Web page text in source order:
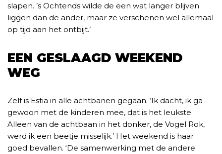
slapen. ’s Ochtends wilde de een wat langer blijven
liggen dan de ander, maar ze verschenen wel allemaal
op tijd aan het ontbijt.’
EEN GESLAAGD WEEKEND
WEG
Zelf is Estia in alle achtbanen gegaan. ‘Ik dacht, ik ga
gewoon met de kinderen mee, dat is het leukste.
Alleen van de achtbaan in het donker, de Vogel Rok,
werd ik een beetje misselijk.’ Het weekend is haar
goed bevallen. ‘De samenwerking met de andere